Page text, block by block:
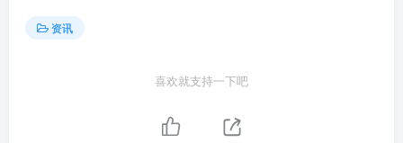
资讯
喜欢就支持一下吧